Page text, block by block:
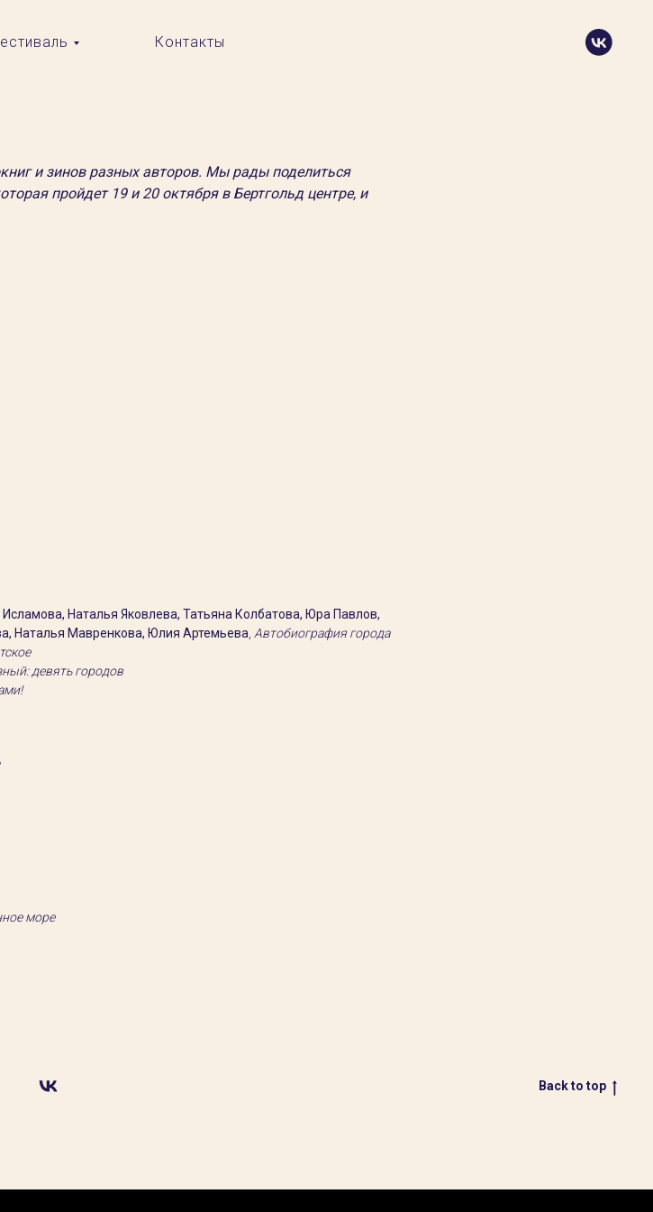
Контакты
и зинов разных авторов. Мы рады поделиться
пройдет 19 и 20 октября в Бертгольд центре, и
Наталья Яковлева, Татьяна Колбатова, Юра Павлов,
Наталья Мавренкова, Юлия Артемьева Автобиография города
девять городов
море
Back to top